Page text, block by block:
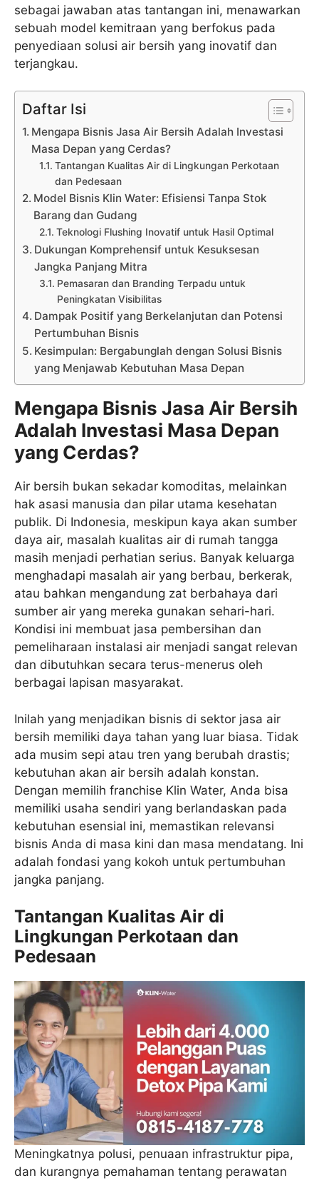
sebagai jawaban atas tantangan ini, menawarkan
sebuah model kemitraan yang berfokus pada
penyediaan solusi air bersih yang inovatif dan
terjangkau.
Daftar Isi
Mengapa Bisnis Jasa Air Bersih Adalah Investasi
Masa Depan yang Cerdas?
Tantangan Kualitas Air di Lingkungan Perkotaan
dan Pedesaan
Model Bisnis Klin Water: Efisiensi Tanpa Stok
Barang dan Gudang
Teknologi Flushing Inovatif untuk Hasil Optimal
Dukungan Komprehensif untuk Kesuksesan
Jangka Panjang Mitra
Pemasaran dan Branding Terpadu untuk
Peningkatan Visibilitas
Dampak Positif yang Berkelanjutan dan Potensi
Pertumbuhan Bisnis
Kesimpulan: Bergabunglah dengan Solusi Bisnis
yang Menjawab Kebutuhan Masa Depan
Mengapa Bisnis Jasa Air Bersih
Adalah Investasi Masa Depan
yang Cerdas?
Air bersih bukan sekadar komoditas, melainkan
hak asasi manusia dan pilar utama kesehatan
publik. Di Indonesia, meskipun kaya akan sumber
daya air, masalah kualitas air di rumah tangga
masih menjadi perhatian serius. Banyak keluarga
menghadapi masalah air yang berbau, berkerak,
atau bahkan mengandung zat berbahaya dari
sumber air yang mereka gunakan sehari-hari.
Kondisi ini membuat jasa pembersihan dan
pemeliharaan instalasi air menjadi sangat relevan
dan dibutuhkan secara terus-menerus oleh
berbagai lapisan masyarakat.
Inilah yang menjadikan bisnis di sektor jasa air
bersih memiliki daya tahan yang luar biasa. Tidak
ada musim sepi atau tren yang berubah drastis;
kebutuhan akan air bersih adalah konstan.
Dengan memilih franchise Klin Water, Anda bisa
memiliki usaha sendiri yang berlandaskan pada
kebutuhan esensial ini, memastikan relevansi
bisnis Anda di masa kini dan masa mendatang. Ini
adalah fondasi yang kokoh untuk pertumbuhan
jangka panjang.
Tantangan Kualitas Air di
Lingkungan Perkotaan dan
Pedesaan
Meningkatnya polusi, penuaan infrastruktur pipa,
dan kurangnya pemahaman tentang perawatan